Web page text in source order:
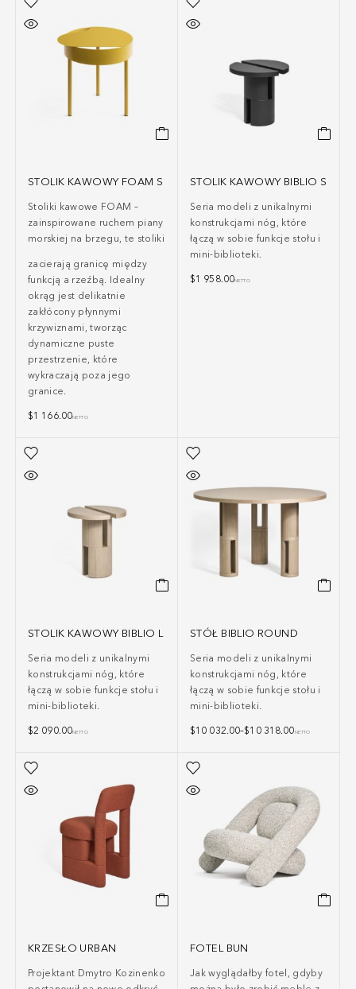
STOLIK KAWOWY FOAM S
Stoliki kawowe FOAM –
zainspirowane ruchem piany
morskiej na brzegu, te stoliki
zacierają granicę między
funkcją a rzeźbą. Idealny
okrąg jest delikatnie
zakłócony płynnymi
krzywiznami, tworząc
dynamiczne puste
przestrzenie, które
wykraczają poza jego
granice.
$1 166.00NETTO
STOLIK KAWOWY BIBLIO S
Seria modeli z unikalnymi
konstrukcjami nóg, które
łączą w sobie funkcje stołu i
mini-biblioteki.
$1 958.00NETTO
STOLIK KAWOWY BIBLIO L
Seria modeli z unikalnymi
konstrukcjami nóg, które
łączą w sobie funkcje stołu i
mini-biblioteki.
$2 090.00NETTO
STÓŁ BIBLIO ROUND
Seria modeli z unikalnymi
konstrukcjami nóg, które
łączą w sobie funkcje stołu i
mini-biblioteki.
$10 032.00–$10 318.00NETTO
KRZESŁO URBAN
Projektant Dmytro Kozinenko
FOTEL BUN
Jak wyglądałby fotel, gdyby